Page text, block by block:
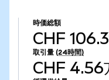
時価総額
CHF
取引量 (24時間)
CHF 4.56